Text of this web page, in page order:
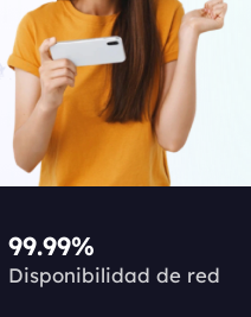
99.99%
Disponibilidad de red